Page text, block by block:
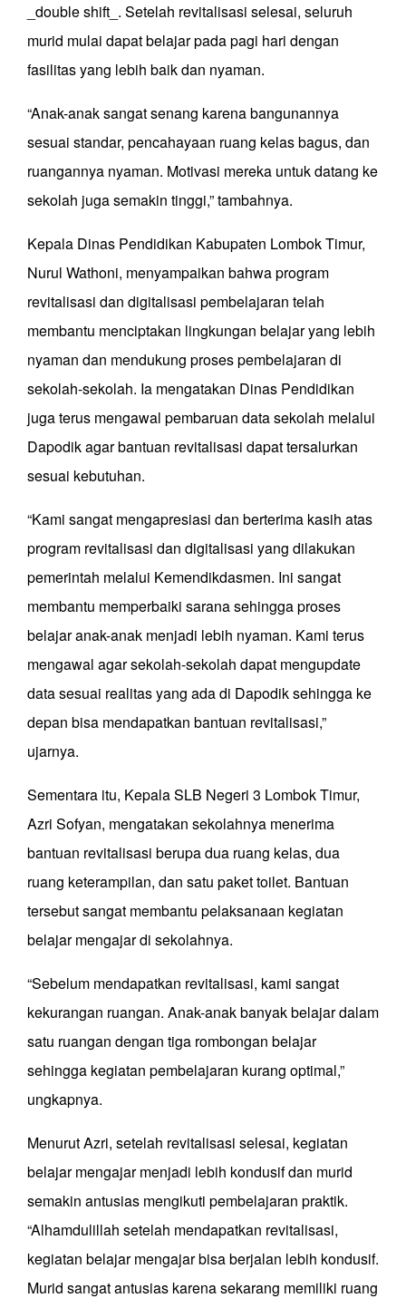
_double shift_. Setelah revitalisasi selesai, seluruh
murid mulai dapat belajar pada pagi hari dengan
fasilitas yang lebih baik dan nyaman.
“Anak-anak sangat senang karena bangunannya
sesuai standar, pencahayaan ruang kelas bagus, dan
ruangannya nyaman. Motivasi mereka untuk datang ke
sekolah juga semakin tinggi,” tambahnya.
Kepala Dinas Pendidikan Kabupaten Lombok Timur,
Nurul Wathoni, menyampaikan bahwa program
revitalisasi dan digitalisasi pembelajaran telah
membantu menciptakan lingkungan belajar yang lebih
nyaman dan mendukung proses pembelajaran di
sekolah-sekolah. Ia mengatakan Dinas Pendidikan
juga terus mengawal pembaruan data sekolah melalui
Dapodik agar bantuan revitalisasi dapat tersalurkan
sesuai kebutuhan.
“Kami sangat mengapresiasi dan berterima kasih atas
program revitalisasi dan digitalisasi yang dilakukan
pemerintah melalui Kemendikdasmen. Ini sangat
membantu memperbaiki sarana sehingga proses
belajar anak-anak menjadi lebih nyaman. Kami terus
mengawal agar sekolah-sekolah dapat mengupdate
data sesuai realitas yang ada di Dapodik sehingga ke
depan bisa mendapatkan bantuan revitalisasi,”
ujarnya.
Sementara itu, Kepala SLB Negeri 3 Lombok Timur,
Azri Sofyan, mengatakan sekolahnya menerima
bantuan revitalisasi berupa dua ruang kelas, dua
ruang keterampilan, dan satu paket toilet. Bantuan
tersebut sangat membantu pelaksanaan kegiatan
belajar mengajar di sekolahnya.
“Sebelum mendapatkan revitalisasi, kami sangat
kekurangan ruangan. Anak-anak banyak belajar dalam
satu ruangan dengan tiga rombongan belajar
sehingga kegiatan pembelajaran kurang optimal,”
ungkapnya.
Menurut Azri, setelah revitalisasi selesai, kegiatan
belajar mengajar menjadi lebih kondusif dan murid
semakin antusias mengikuti pembelajaran praktik.
“Alhamdulillah setelah mendapatkan revitalisasi,
kegiatan belajar mengajar bisa berjalan lebih kondusif.
Murid sangat antusias karena sekarang memiliki ruang